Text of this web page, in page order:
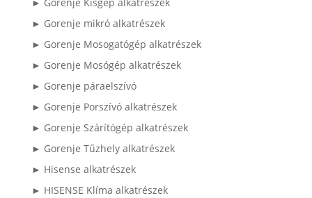
► Gorenje mikró alkatrészek
► Gorenje Mosogatógép alkatrészek
► Gorenje Mosógép alkatrészek
► Gorenje páraelszívó
► Gorenje Porszívó alkatrészek
► Gorenje Szárítógép alkatrészek
► Gorenje Tűzhely alkatrészek
► Hisense alkatrészek
► HISENSE Klíma alkatrészek